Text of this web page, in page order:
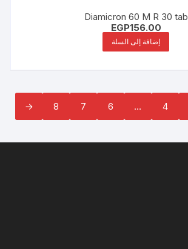
Diamicron 60 M R 30 tab
EGP156.00
إضافة إلى السلة
4
…
6
7
8
←